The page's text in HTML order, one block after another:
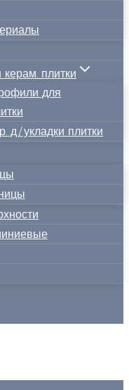
плитки
для
д/укладки плитки